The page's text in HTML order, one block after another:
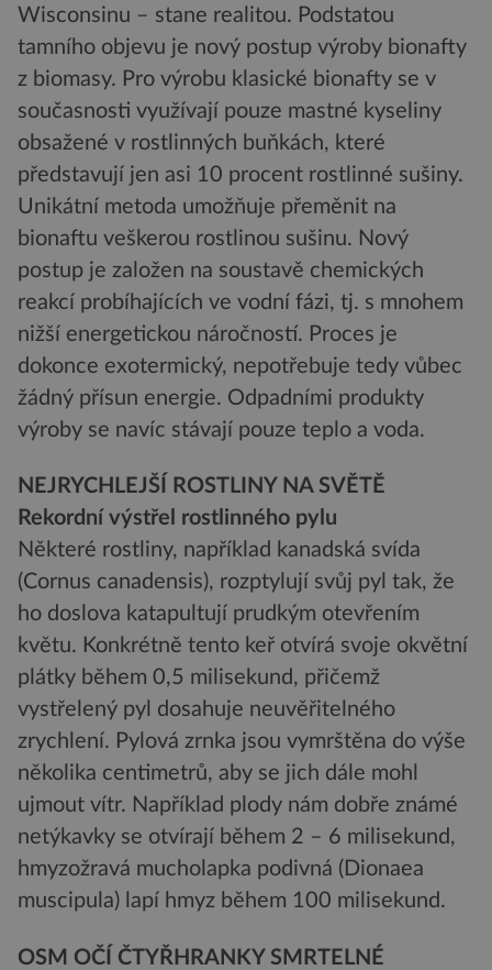
Wisconsinu – stane realitou. Podstatou
tamního objevu je nový postup výroby bionafty
z biomasy. Pro výrobu klasické bionafty se v
současnosti využívají pouze mastné kyseliny
obsažené v rostlinných buňkách, které
představují jen asi 10 procent rostlinné sušiny.
Unikátní metoda umožňuje přeměnit na
bionaftu veškerou rostlinou sušinu. Nový
postup je založen na soustavě chemických
reakcí probíhajících ve vodní fázi, tj. s mnohem
nižší energetickou náročností. Proces je
dokonce exotermický, nepotřebuje tedy vůbec
žádný přísun energie. Odpadními produkty
výroby se navíc stávají pouze teplo a voda.
NEJRYCHLEJŠÍ ROSTLINY NA SVĚTĚ
Rekordní výstřel rostlinného pylu
Některé rostliny, například kanadská svída
(Cornus canadensis), rozptylují svůj pyl tak, že
ho doslova katapultují prudkým otevřením
květu. Konkrétně tento keř otvírá svoje okvětní
plátky během 0,5 milisekund, přičemž
vystřelený pyl dosahuje neuvěřitelného
zrychlení. Pylová zrnka jsou vymrštěna do výše
několika centimetrů, aby se jich dále mohl
ujmout vítr. Například plody nám dobře známé
netýkavky se otvírají během 2 – 6 milisekund,
hmyzožravá mucholapka podivná (Dionaea
muscipula) lapí hmyz během 100 milisekund.
OSM OČÍ ČTYŘHRANKY SMRTELNÉ